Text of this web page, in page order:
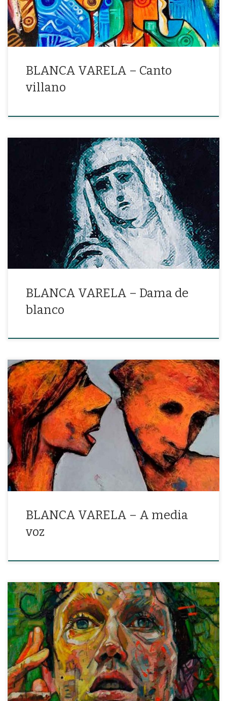
BLANCA VARELA – Canto
villano
«Bajo el cielo cascado y gris, acepto el duelo y la fiesta»
BLANCA VARELA – Dama de
blanco
«Bajo el cielo cascado y gris acepto el duelo y la fiesta»
BLANCA VARELA – A media
voz
«Eres el sol, el aguijón del alba, el mar que besa las montañas»